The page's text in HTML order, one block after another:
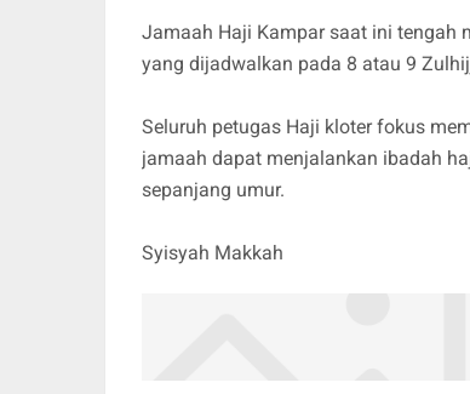
Jamaah Haji Kampar saat ini tengah
yang dijadwalkan pada 8 atau 9
Seluruh petugas Haji kloter fokus
jamaah dapat menjalankan ibadah
sepanjang umur.
Syisyah Makkah